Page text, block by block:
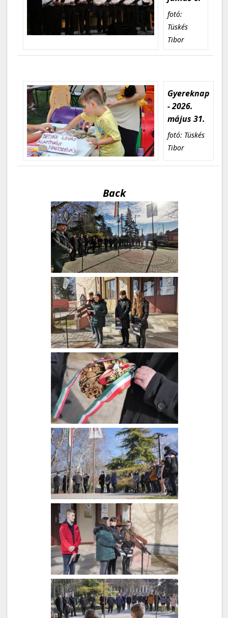
fotó:
Tüskés
Tibor
Gyereknap
- 2026.
május 31.
fotó: Tüskés
Tibor
Back